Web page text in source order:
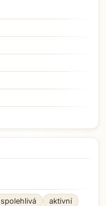
spolehlivá
aktivní